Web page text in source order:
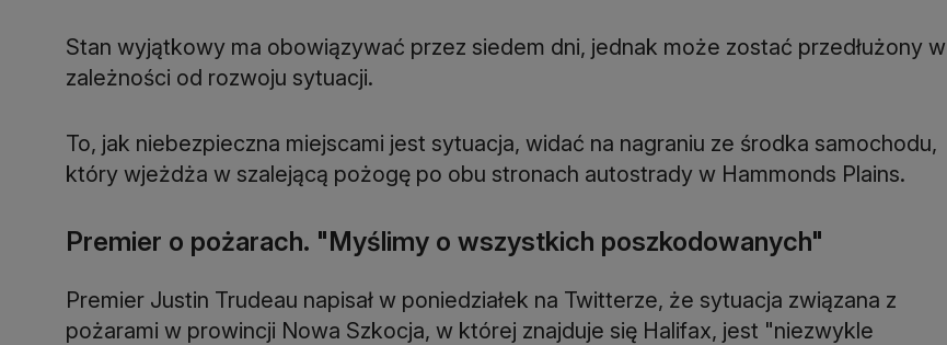
Stan wyjątkowy ma obowiązywać przez siedem dni, jednak może zostać przedłużony w
zależności od rozwoju sytuacji.
To, jak niebezpieczna miejscami jest sytuacja, widać na nagraniu ze środka samochodu,
który wjeżdża w szalejącą pożogę po obu stronach autostrady w Hammonds Plains.
Premier o pożarach. "Myślimy o wszystkich poszkodowanych"
Premier Justin Trudeau napisał w poniedziałek na Twitterze, że sytuacja związana z
pożarami w prowincji Nowa Szkocja, w której znajduje się Halifax, jest "niezwykle